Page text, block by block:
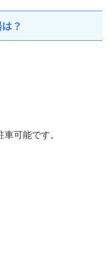
？
可能です。